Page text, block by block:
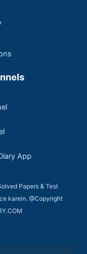
App
Papers & Test
karein. @Copyright